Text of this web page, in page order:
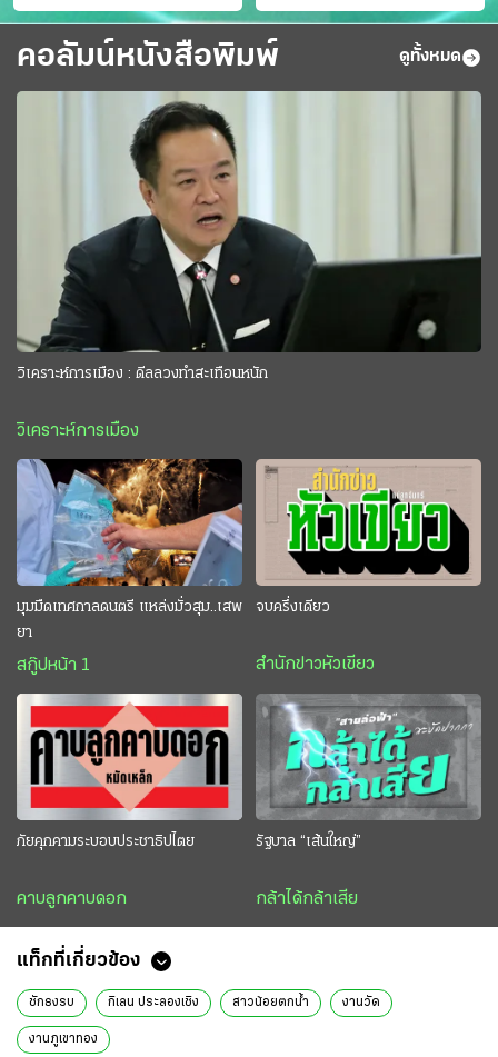
ยา
ต้นทางโกงสอบฉาว
คอลัมน์หนังสือพิมพ์ ดูทั้งหมด
วิเคราะห์การเมือง : ดีลลวงทำสะเทือนหนัก
วิเคราะห์การเมือง
มุมมืดเทศกาลดนตรี แหล่งมั่วสุม..เสพ
ยา
สกู๊ปหน้า 1
จบครึ่งเดียว
สำนักข่าวหัวเขียว
ภัยคุกคามระบอบประชาธิปไตย
คาบลูกคาบดอก
รัฐบาล “เส้นใหญ่”
กล้าได้กล้าเสีย
แท็กที่เกี่ยวข้อง
ชักธงรบ กิเลน ประลองเชิง สาวน้อยตกน้ำ งานวัด
งานภูเขาทอง